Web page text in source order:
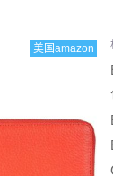
美国amazon